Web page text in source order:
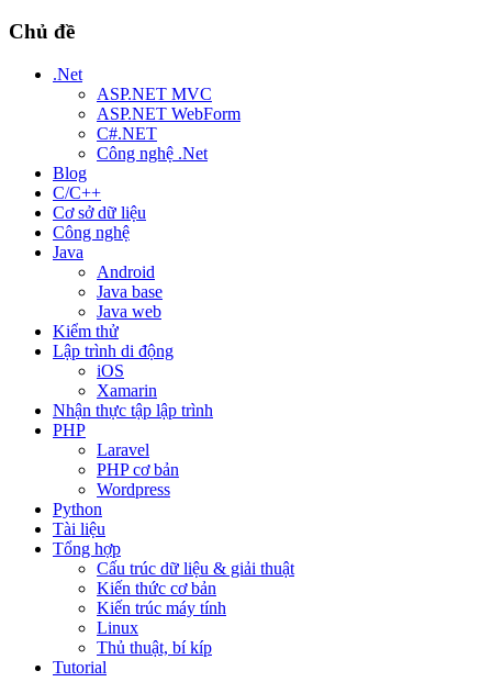
Chủ đề
.Net
ASP.NET MVC
ASP.NET WebForm
C#.NET
Công nghệ .Net
Blog
C/C++
Cơ sở dữ liệu
Công nghệ
Java
Android
Java base
Java web
Kiểm thử
Lập trình di động
iOS
Xamarin
Nhận thực tập lập trình
PHP
Laravel
PHP cơ bản
Wordpress
Python
Tài liệu
Tổng hợp
Cấu trúc dữ liệu & giải thuật
Kiến thức cơ bản
Kiến trúc máy tính
Linux
Thủ thuật, bí kíp
Tutorial